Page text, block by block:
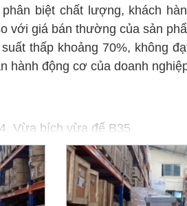
hành động cơ của doanh
Vừa bích vừa đế B35
động cơ như sau